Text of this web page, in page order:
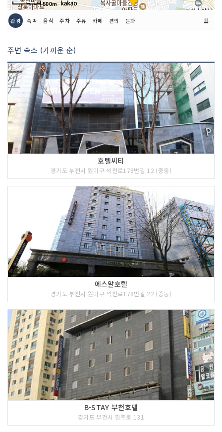
500m
관광 숙박 음식 주차 주유 카페 편의 문화 ⇊
주변 숙소 (가까운 순)
호텔씨티
경기도 부천시 원미구 석천로178번길 12 (중동)
에스알호텔
경기도 부천시 원미구 석천로178번길 22 (중동)
B-STAY 부천호텔
경기도 부천시 길주로 131